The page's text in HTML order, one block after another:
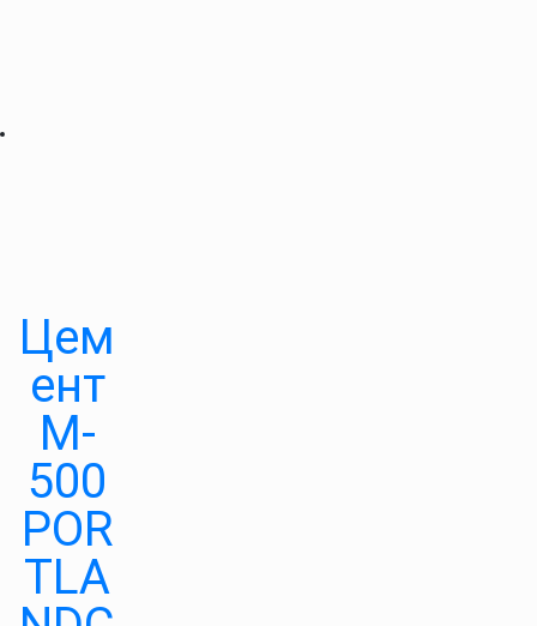
Цем
ент
M-
500
POR
TLA